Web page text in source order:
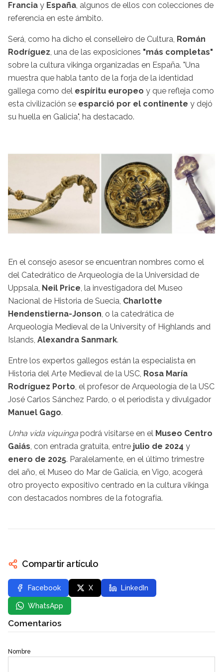
Francia y España , algunos de ellos con colecciones de
referencia en este ámbito.
Será, como ha dicho el conselleiro de Cultura, Román
Rodríguez , una de las exposiciones "más completas"
sobre la cultura vikinga organizadas en España. "Una
muestra que habla tanto de la forja de la identidad
gallega como del espíritu europeo y que refleja como
esta civilización se esparció por el continente y dejó
su huella en Galicia", ha destacado.
En el consejo asesor se encuentran nombres como el
del Catedrático de Arqueología de la Universidad de
Uppsala, Neil Price, la investigadora del Museo
Nacional de Historia de Suecia, Charlotte
Hendenstierna-Jonson, o la catedrática de
Arqueología Medieval de la University of Highlands and
Islands, Alexandra Sanmark.
Entre los expertos gallegos están la especialista en
Historia del Arte Medieval de la USC, Rosa María
Rodríguez Porto, el profesor de Arqueología de la USC
José Carlos Sánchez Pardo, o el periodista y divulgador
Manuel Gago.
Unha vida viquinga podrá visitarse en el Museo Centro
Gaiás, con entrada gratuita, entre julio de 2024 y
enero de 2025. Paralelamente, en el último trimestre
del año, el Museo do Mar de Galicia, en Vigo, acogerá
otro proyecto expositivo centrado en la cultura vikinga
con destacados nombres de la fotografía.
Compartir artículo
Facebook X LinkedIn
WhatsApp
Comentarios
Nombre